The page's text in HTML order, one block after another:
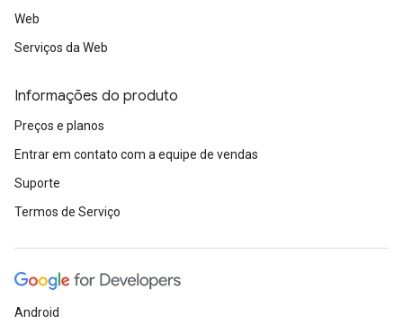
Web
Serviços da Web
Informações do produto
Preços e planos
Entrar em contato com a equipe de vendas
Suporte
Termos de Serviço
Android